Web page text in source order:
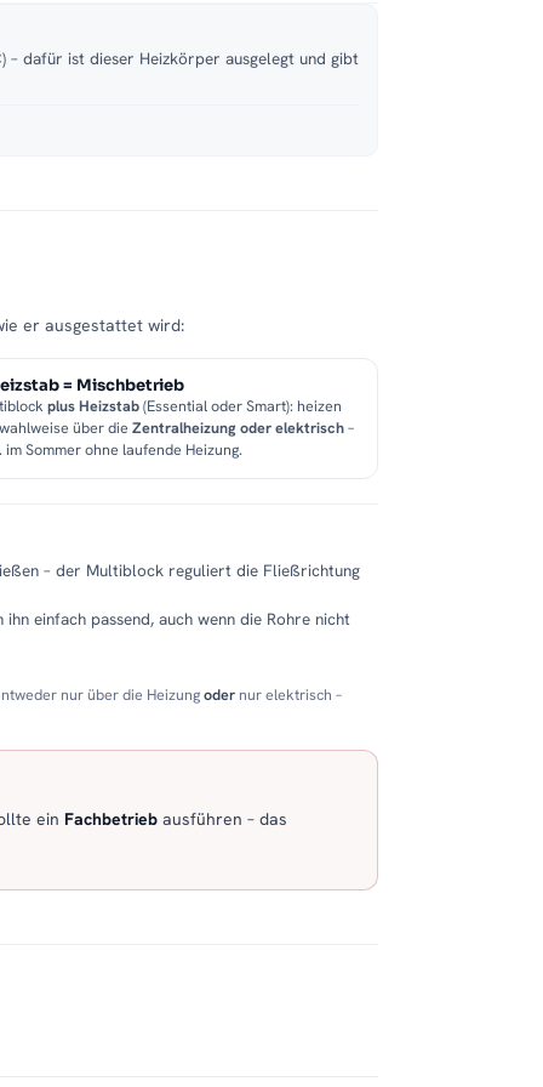
dafür ist dieser Heizkörper ausgelegt und gibt
er ausgestattet wird:
= Mischbetrieb
plus Heizstab(Essential oder Smart): heizen
über die Zentralheizung oder elektrisch–
im Sommer ohne laufende Heizung.
– der Multiblock reguliert die Fließrichtung
einfach passend, auch wenn die Rohre nicht
nur über die Heizungoder nur elektrisch –
ein Fachbetrieb ausführen – das